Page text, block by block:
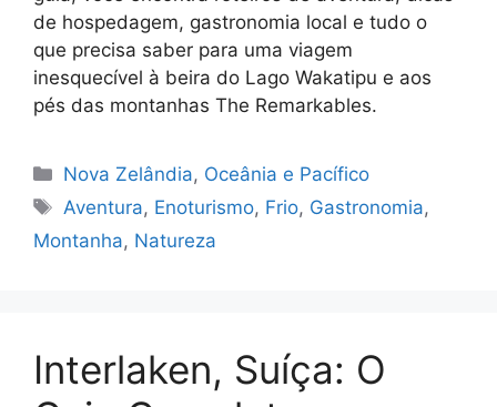
de hospedagem, gastronomia local e tudo o
que precisa saber para uma viagem
inesquecível à beira do Lago Wakatipu e aos
pés das montanhas The Remarkables.
Categorias
Nova Zelândia, Oceânia e Pacífico
Tags
Aventura, Enoturismo, Frio, Gastronomia,
Montanha, Natureza
Interlaken, Suíça: O